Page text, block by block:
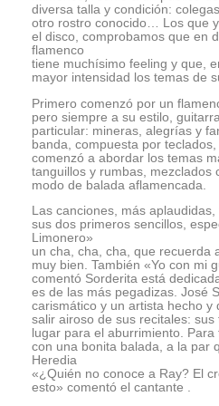
diversa talla y condición:
otro rostro conocido… Los que
el disco, comprobamos que en
flamenco
tiene muchísimo feeling y que,
mayor intensidad los temas de
Primero comenzó por un
pero siempre a su estilo,
particular: mineras, alegrías y
banda, compuesta por
comenzó a abordar los temas
tanguillos y rumbas, mezclados
modo de balada aflamencada.
Las canciones, más
sus dos primeros sencillos,
Limonero»
un cha, cha, cha, que recuerda
muy bien. También «Yo con mi
comentó Sorderita está
es de las más pegadizas. José
carismático y un artista hecho y
salir airoso de sus recitales:
lugar para el aburrimiento.
con una bonita balada, a la par
Heredia
«¿Quién no conoce a Ray? El
esto» comentó el cantante .